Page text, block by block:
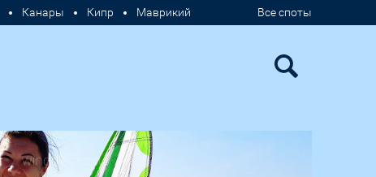
Все споты
Канары Кипр
Маврикий